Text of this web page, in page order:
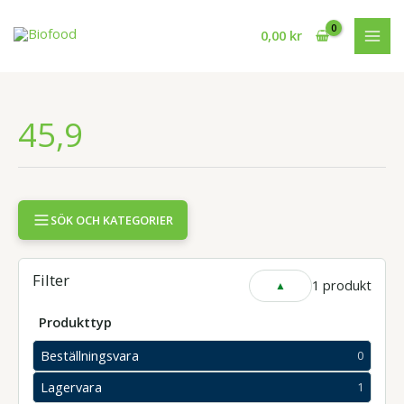
0,00 kr
45,9
SÖK OCH KATEGORIER
Filter VISA
ELLER
1 produkt
Produkttyp
Beställningsvara
0
0
produkter
Lagervara 1
1